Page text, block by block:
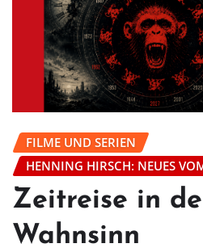
FILME UND SERIEN
HENNING HIRSCH: NEUES
Zeitreise in
Wahnsinn